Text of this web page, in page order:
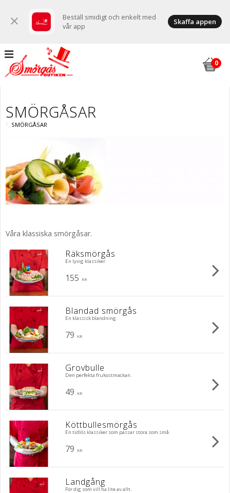
close
Beställ smidigt och enkelt med
vår app
Skaffa appen
SMÖRGÅSAR
SMÖRGÅSAR
Våra klassiska smörgåsar.
Räksmörgås
En lyxig klassiker.
155 KR
Blandad smörgås
En klassisk blandning.
79 KR
Grovbulle
Den perfekta frukostmackan.
49 KR
Köttbullesmörgås
En tidlös klassiker som passar stora som små.
79 KR
Landgång
För dig som vill ha lite av allt.